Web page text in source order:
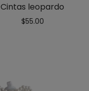
Cintas leopardo
$55.00